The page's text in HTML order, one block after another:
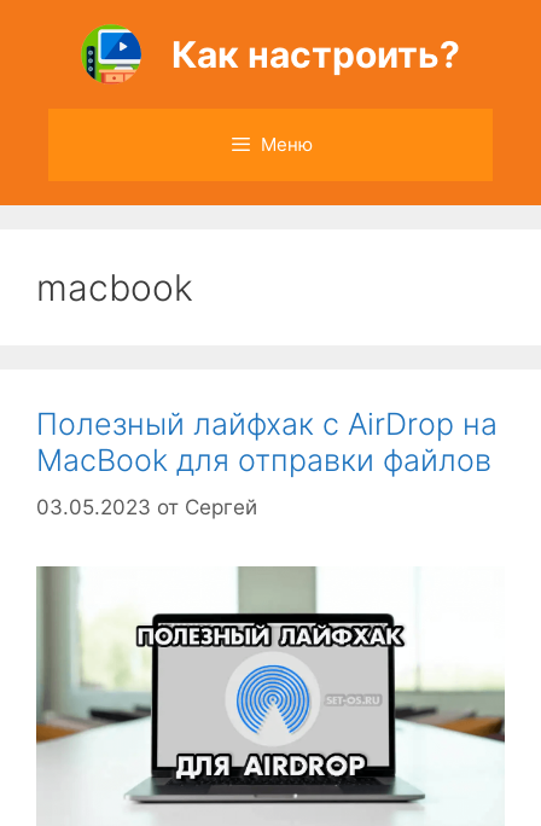
содержимому
Как настроить?
Меню
macbook
Полезный лайфхак с AirDrop на
MacBook для отправки файлов
03.05.2023 от Сергей